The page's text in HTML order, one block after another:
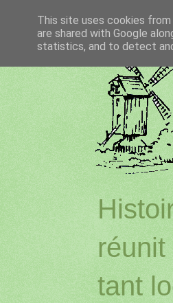
tant
This site uses cookies
are shared with Google
statistics, and to detect